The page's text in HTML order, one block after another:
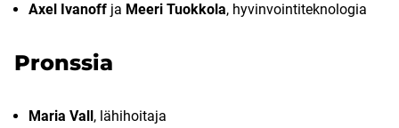
Axel Ivanoff ja Meeri Tuokkola, hyvinvointiteknologia
Pronssia
Maria Vall , lähihoitaja